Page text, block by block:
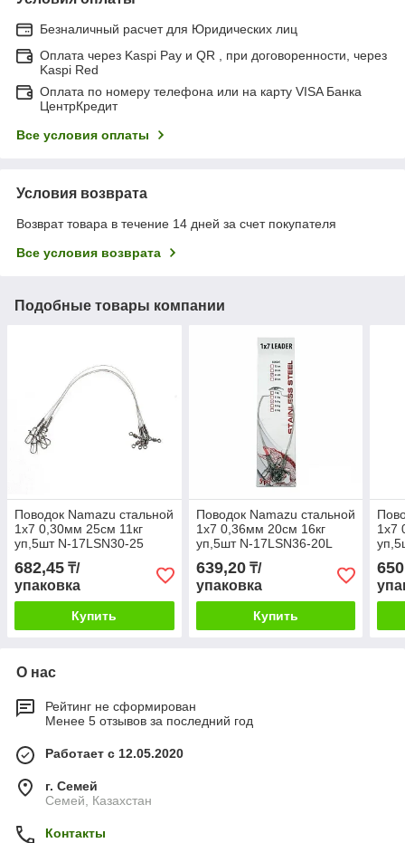
Безналичный расчет для Юридических лиц
Оплата через Kaspi Pay и QR , при договоренности, через
Kaspi Red
Оплата по номеру телефона или на карту VISA Банка
ЦентрКредит
Все условия оплаты
Условия возврата
Возврат товара в течение 14 дней за счет покупателя
Все условия возврата
Подобные товары компании
Поводок Namazu стальной
1х7 0,30мм 25см 11кг
уп,5шт N-17LSN30-25
682,45 ₸/
упаковка
Купить
Поводок Namazu стальной
1х7 0,36мм 20см 16кг
уп,5шт N-17LSN36-20L
639,20₸/
упаковка
Купить
1х7
О нас
Рейтинг не сформирован
Менее 5 отзывов за последний год
Работает с 12.05.2020
г. Семей
Семей, Казахстан
Контакты